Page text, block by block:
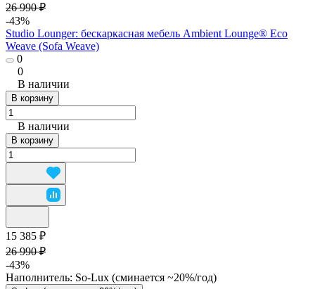
26 990 ₽
-43%
Studio Lounger: бескаркасная мебель Ambient Lounge® Eco
Weave (Sofa Weave)
0
0
В наличии
В корзину
В наличии
В корзину
15 385 ₽
26 990 ₽
-43%
Наполнитель: So-Lux (cминается ~20%/год)